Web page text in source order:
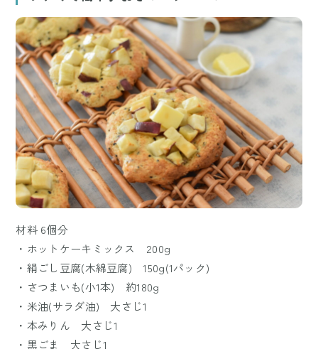
材料 6個分
・ホットケーキミックス 200g
・絹ごし豆腐(木綿豆腐) 150g(1パック)
・さつまいも(小1本) 約180g
・米油(サラダ油) 大さじ1
・本みりん 大さじ1
・黒ごま 大さじ1